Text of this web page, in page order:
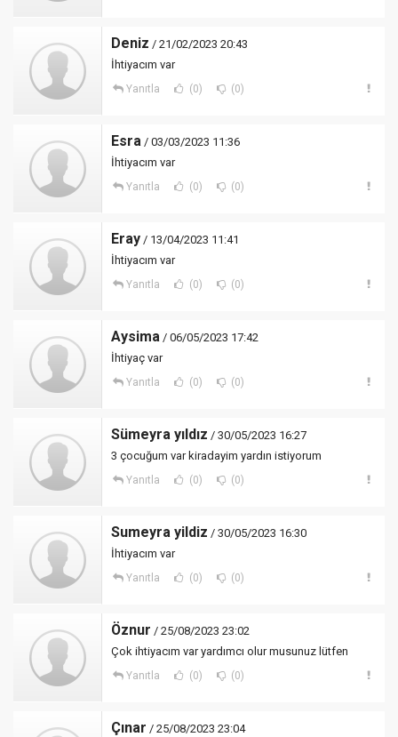
Deniz / 21/02/2023 20:43
İhtiyacım var
Yanıtla (0) (0)
Esra / 03/03/2023 11:36
İhtiyacım var
Yanıtla (0) (0)
Eray / 13/04/2023 11:41
İhtiyacım var
Yanıtla (0) (0)
Aysima / 06/05/2023 17:42
İhtiyaç var
Yanıtla (0) (0)
Sümeyra yıldız / 30/05/2023 16:27
3 çocuğum var kiradayim yardın istiyorum
Yanıtla (0) (0)
Sumeyra yildiz / 30/05/2023 16:30
İhtiyacım var
Yanıtla (0) (0)
Öznur / 25/08/2023 23:02
Çok ihtiyacım var yardımcı olur musunuz lütfen
Yanıtla (0) (0)
Çınar / 25/08/2023 23:04